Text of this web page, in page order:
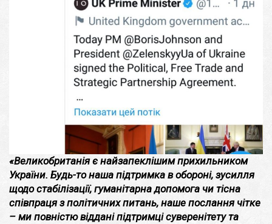
«Великобританія є найзапеклішим прихильником
України. Будь-то наша підтримка в обороні, зусилля
щодо стабілізації, гуманітарна допомога чи тісна
співпраця з політичних питань, наше послання чітке
– ми повністю віддані підтримці суверенітету та